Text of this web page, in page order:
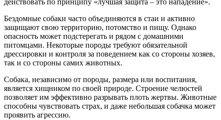
Бездомные собаки часто объединяются в стаи и активно
защищают свою территорию, потомство и пищу. Однако
опасность может подстерегать и рядом с домашними
питомцами. Некоторые породы требуют обязательной
дрессировки и контроля за поведением как со стороны хозяев,
так и со стороны самих животных.
Собака, независимо от породы, размера или воспитания,
является хищником по своей природе. Строение челюстей
позволяет им эффективно разрывать плоть жертвы. Животные
способны чувствовать страх, и даже небольшая собачка может
проявить агрессию.